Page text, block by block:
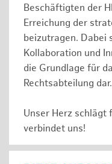
Beschäftigten der
Erreichung der
beizutragen. Dabei
Kollaboration und
die Grundlage für
Rechtsabteilung dar.
Unser Herz schlägt
verbindet uns!